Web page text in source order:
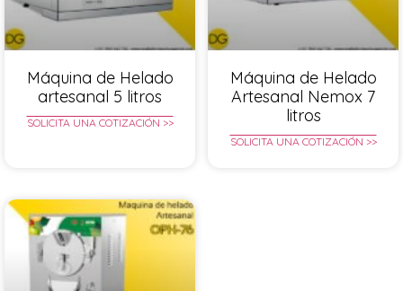
Máquina de Helado
artesanal 5 litros
SOLICITA UNA COTIZACIÓN >>
Máquina de Helado
Artesanal Nemox 7
litros
SOLICITA UNA COTIZACIÓN >>